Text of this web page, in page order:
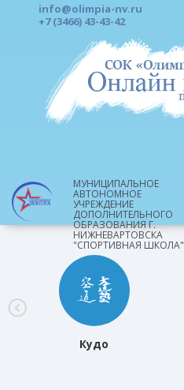
info@olimpia-nv.ru
+7 (3466) 43-43-42
МУНИЦИПАЛЬНОЕ
АВТОНОМНОЕ
УЧРЕЖДЕНИЕ
ДОПОЛНИТЕЛЬНОГО
ОБРАЗОВАНИЯ Г.
НИЖНЕВАРТОВСКА
"СПОРТИВНАЯ ШКОЛА"
Кудо